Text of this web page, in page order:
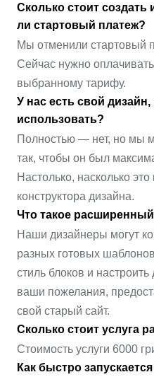
Сколько стоит создать
ли стартовый платеж?
Мы отменили стартовый
Сейчас нужно
выбранному тарифу.
У нас есть свой
использовать?
Полностью — нет, но мы
так, чтобы он был
Настолько, насколько
конструктора дизайна.
Что такое
Наши дизайнеры могут
разных готовых
стиль блоков и
ваши пожелания,
свой старый сайт.
Сколько стоит услуга
Стоимость услуги 6000
Как быстро